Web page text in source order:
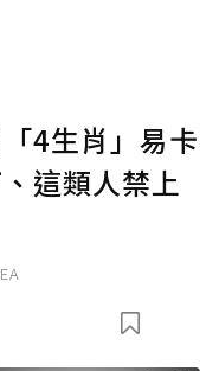
確認送出
往 購買點數
4生肖」易卡
這類人禁上